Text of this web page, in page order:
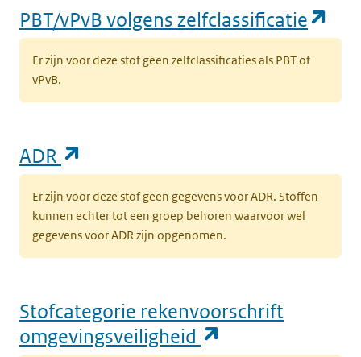
PBT/vPvB volgens zelfclassificatie
Er zijn voor deze stof geen zelfclassificaties als PBT of
vPvB.
ADR
Er zijn voor deze stof geen gegevens voor ADR. Stoffen
kunnen echter tot een groep behoren waarvoor wel
gegevens voor ADR zijn opgenomen.
Stofcategorie rekenvoorschrift
omgevingsveiligheid